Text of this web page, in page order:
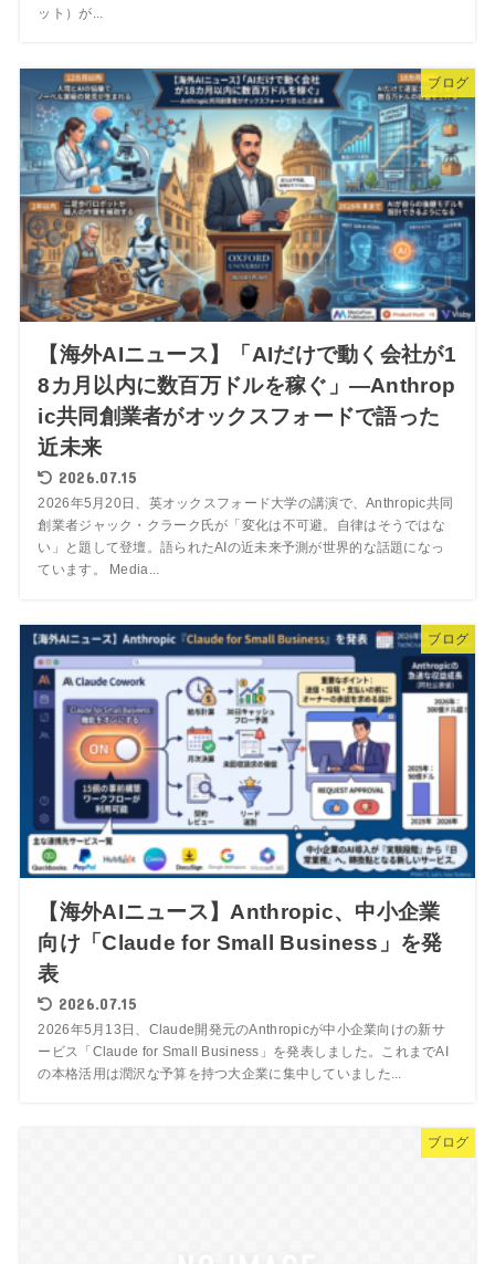
ット）が...
ブログ
【海外AIニュース】「AIだけで動く会社が1
8カ月以内に数百万ドルを稼ぐ」―Anthrop
ic共同創業者がオックスフォードで語った
近未来
2026.07.15
2026年5月20日、英オックスフォード大学の講演で、Anthropic共同
創業者ジャック・クラーク氏が「変化は不可避。自律はそうではな
い」と題して登壇。語られたAIの近未来予測が世界的な話題になっ
ています。 Media...
ブログ
【海外AIニュース】Anthropic、中小企業
向け「Claude for Small Business」を発
表
2026.07.15
2026年5月13日、Claude開発元のAnthropicが中小企業向けの新サ
ービス「Claude for Small Business」を発表しました。これまでAI
の本格活用は潤沢な予算を持つ大企業に集中していました...
ブログ